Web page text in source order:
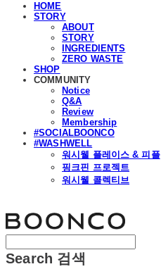
HOME
STORY
ABOUT
STORY
INGREDIENTS
ZERO WASTE
SHOP
COMMUNITY
Notice
Q&A
Review
Membership
#SOCIALBOONCO
#WASHWELL
워시웰 플레이스 & 피플
핑크핀 프로젝트
워시웰 콜렉티브
Search 검색